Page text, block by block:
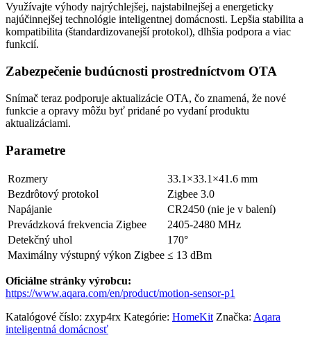
Využívajte výhody najrýchlejšej, najstabilnejšej a energeticky
najúčinnejšej technológie inteligentnej domácnosti. Lepšia stabilita a
kompatibilita (štandardizovanejší protokol), dlhšia podpora a viac
funkcií.
Zabezpečenie budúcnosti prostredníctvom OTA
Snímač teraz podporuje aktualizácie OTA, čo znamená, že nové
funkcie a opravy môžu byť pridané po vydaní produktu
aktualizáciami.
Parametre
Rozmery
33.1×33.1×41.6 mm
Bezdrôtový protokol
Zigbee 3.0
Napájanie
CR2450 (nie je v balení)
Prevádzková frekvencia Zigbee
2405-2480 MHz
Detekčný uhol
170°
Maximálny výstupný výkon Zigbee ≤ 13 dBm
Oficiálne stránky výrobcu:
https://www.aqara.com/en/product/motion-sensor-p1
Katalógové číslo: zxyp4rx Kategórie: HomeKit Značka: Aqara
inteligentná domácnosť